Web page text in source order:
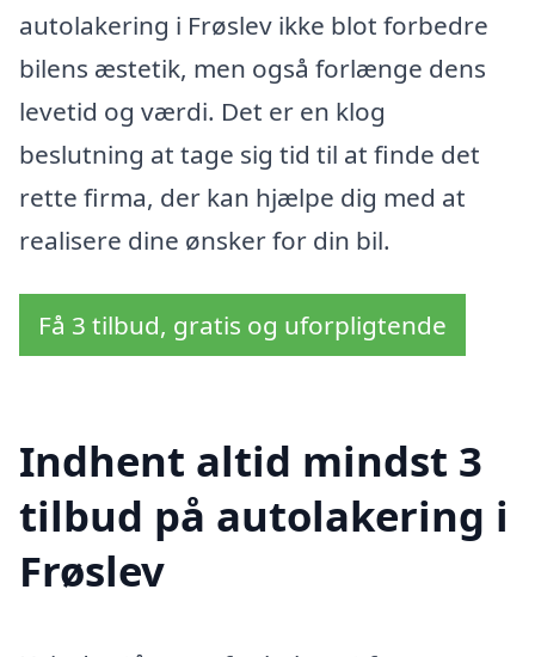
autolakering i Frøslev ikke blot forbedre
bilens æstetik, men også forlænge dens
levetid og værdi. Det er en klog
beslutning at tage sig tid til at finde det
rette firma, der kan hjælpe dig med at
realisere dine ønsker for din bil.
Få 3 tilbud, gratis og uforpligtende
Indhent altid mindst 3
tilbud på autolakering i
Frøslev